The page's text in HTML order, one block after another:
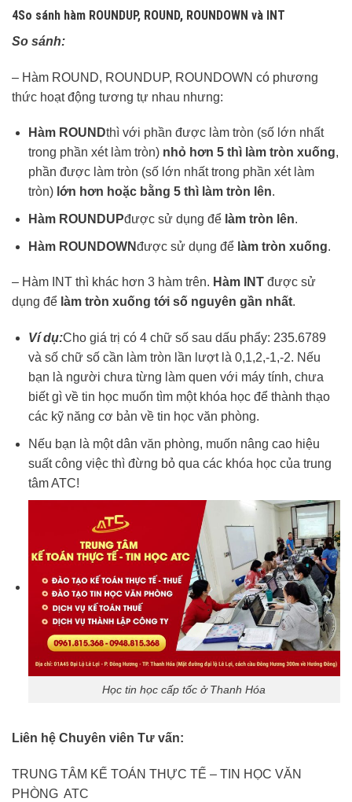
4So sánh hàm ROUNDUP, ROUND, ROUNDOWN và INT
So sánh:
– Hàm ROUND, ROUNDUP, ROUNDOWN có phương
thức hoạt động tương tự nhau nhưng:
Hàm ROUNDthì với phần được làm tròn (số lớn nhất
trong phần xét làm tròn) nhỏ hơn 5 thì làm tròn xuống,
phần được làm tròn (số lớn nhất trong phần xét làm
tròn) lớn hơn hoặc bằng 5 thì làm tròn lên.
Hàm ROUNDUPđược sử dụng để làm tròn lên.
Hàm ROUNDOWNđược sử dụng để làm tròn xuống.
– Hàm INT thì khác hơn 3 hàm trên. Hàm INT được sử
dụng để làm tròn xuống tới số nguyên gần nhất.
Ví dụ:Cho giá trị có 4 chữ số sau dấu phẩy: 235.6789
và số chữ số cần làm tròn lần lượt là 0,1,2,-1,-2. Nếu
bạn là người chưa từng làm quen với máy tính, chưa
biết gì về tin học muốn tìm một khóa học để thành thạo
các kỹ năng cơ bản về tin học văn phòng.
Nếu bạn là một dân văn phòng, muốn nâng cao hiệu
suất công việc thì đừng bỏ qua các khóa học của trung
tâm ATC!
Học tin học cấp tốc ở Thanh Hóa
Liên hệ Chuyên viên Tư vấn:
TRUNG TÂM KẾ TOÁN THỰC TẾ – TIN HỌC VĂN
PHÒNG ATC